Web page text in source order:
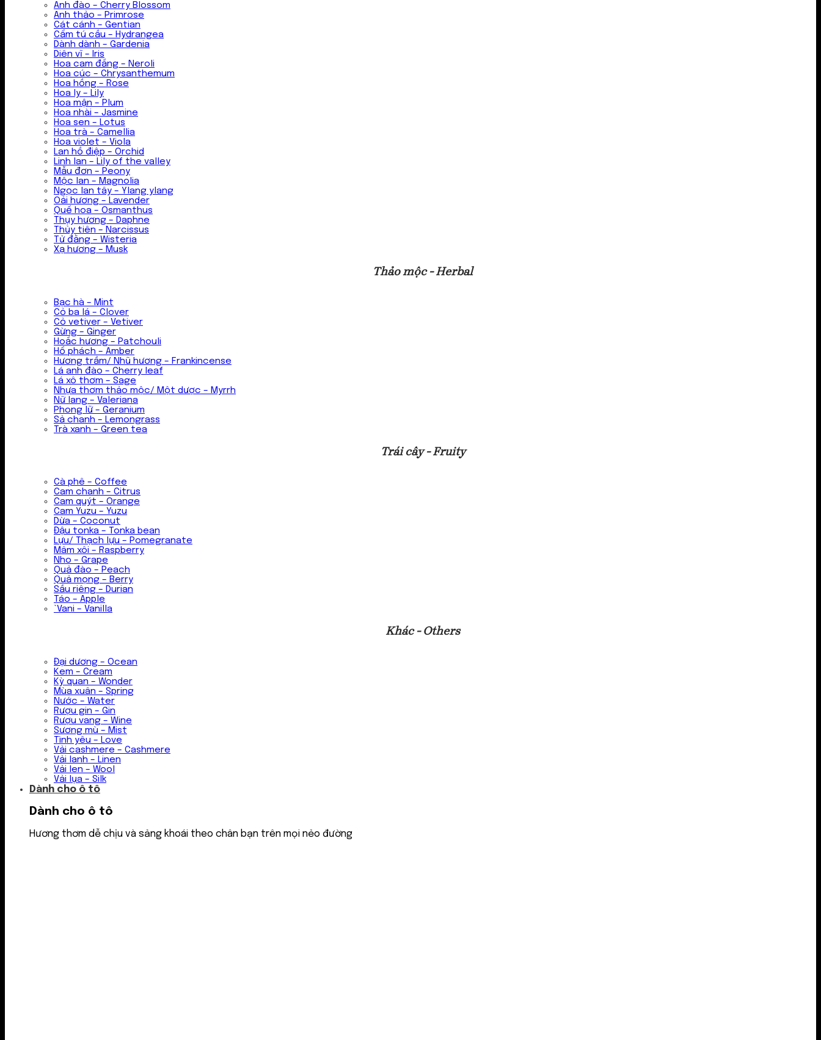
Anh đào – Cherry Blossom
Anh thảo – Primrose
Cát cánh – Gentian
Cẩm tú cầu – Hydrangea
Dành dành – Gardenia
Diên vĩ – Iris
Hoa cam đắng – Neroli
Hoa cúc – Chrysanthemum
Hoa hồng – Rose
Hoa ly – Lily
Hoa mận – Plum
Hoa nhài – Jasmine
Hoa sen – Lotus
Hoa trà – Camellia
Hoa violet – Viola
Lan hồ điệp – Orchid
Linh lan – Lily of the valley
Mẫu đơn – Peony
Mộc lan – Magnolia
Ngọc lan tây – Ylang ylang
Oải hương – Lavender
Quế hoa – Osmanthus
Thụy hương – Daphne
Thủy tiên – Narcissus
Tử đằng – Wisteria
Xạ hương – Musk
Thảo mộc - Herbal
Bạc hà – Mint
Cỏ ba lá – Clover
Cỏ vetiver – Vetiver
Gừng – Ginger
Hoắc hương – Patchouli
Hổ phách – Amber
Hương trầm/ Nhũ hương – Frankincense
Lá anh đào – Cherry leaf
Lá xô thơm – Sage
Nhựa thơm thảo mộc/ Một dược – Myrrh
Nữ lang – Valeriana
Phong lữ – Geranium
Sả chanh – Lemongrass
Trà xanh – Green tea
Trái cây - Fruity
Cà phê – Coffee
Cam chanh – Citrus
Cam quýt – Orange
Cam Yuzu – Yuzu
Dừa – Coconut
Đậu tonka – Tonka bean
Lựu/ Thạch lựu – Pomegranate
Mâm xôi – Raspberry
Nho – Grape
Quả đào – Peach
Quả mọng – Berry
Sầu riêng – Durian
Táo – Apple
`Vani – Vanilla
Khác - Others
Đại dương – Ocean
Kem – Cream
Kỳ quan – Wonder
Mùa xuân – Spring
Nước – Water
Rượu gin – Gin
Rượu vang – Wine
Sương mù – Mist
Tình yêu – Love
Vải cashmere – Cashmere
Vải lanh – Linen
Vải len – Wool
Vải lụa – Silk
Dành cho ô tô
Dành cho ô tô
Hương thơm dễ chịu và sảng khoái theo chân bạn trên mọi nẻo đường